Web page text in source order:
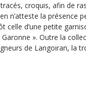
croquis, afin de
n’atteste la présence
celle d’une petite
». Outre la
de Langoiran, la